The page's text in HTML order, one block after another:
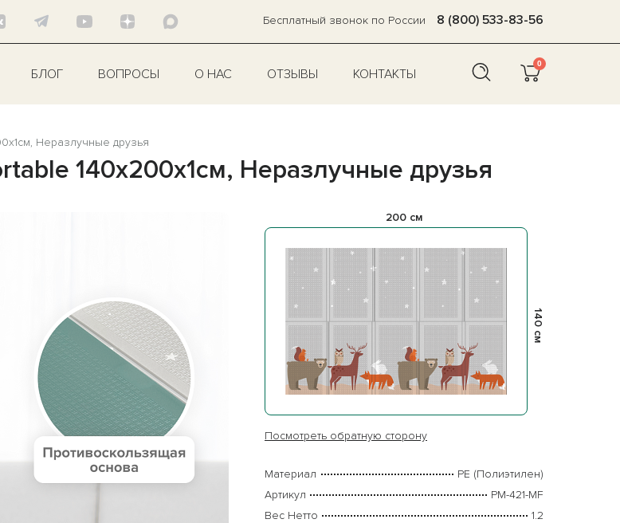
Бесплатный звонок по России 8 (800) 533-83-56
БЛОГ ВОПРОСЫ О НАС ОТЗЫВЫ КОНТАКТЫ
0
Неразлучные друзья
140x200x1см, Неразлучные друзья
200 см
140 см
Посмотреть обратную сторону
Материал
PE (Полиэтилен)
Артикул
PM-421-MF
Вес Нетто
1.2